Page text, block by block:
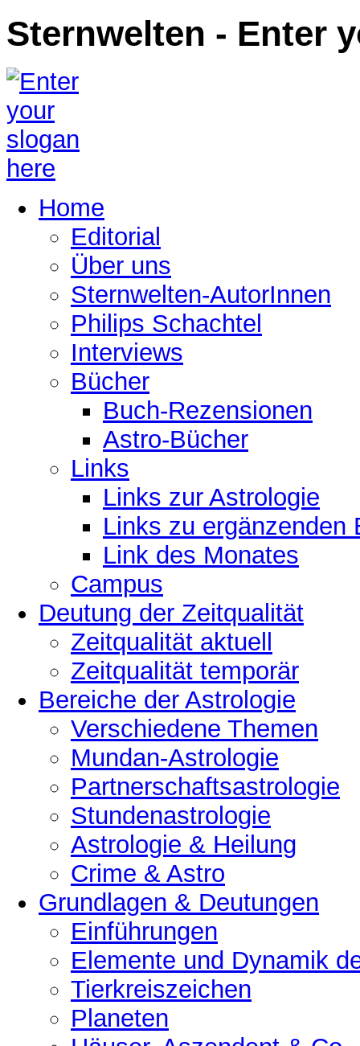
Sternwelten - Enter
Home
Editorial
Über uns
Sternwelten-AutorInnen
Philips Schachtel
Interviews
Bücher
Buch-Rezensionen
Astro-Bücher
Links
Links zur Astrologie
Links zu ergänzenden
Link des Monates
Campus
Deutung der Zeitqualität
Zeitqualität aktuell
Zeitqualität temporär
Bereiche der Astrologie
Verschiedene Themen
Mundan-Astrologie
Partnerschaftsastrologie
Stundenastrologie
Astrologie & Heilung
Crime & Astro
Grundlagen & Deutungen
Einführungen
Elemente und Dynamik
Tierkreiszeichen
Planeten